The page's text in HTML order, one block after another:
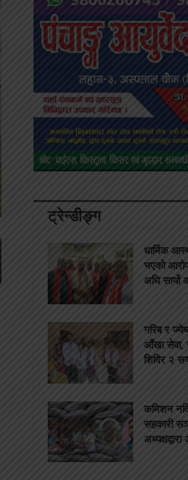
ट्रेन्डीङ्ग
धार्मिक
भएको
अघि
गरिब र
आँखा सेवा,
शिविर २
कमिशन
सहकारी